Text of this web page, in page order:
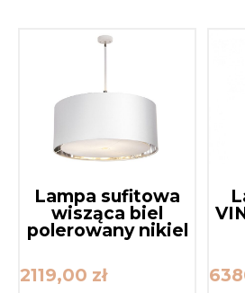
Lampa sufitowa
wisząca biel
polerowany nikiel
2119,00 zł